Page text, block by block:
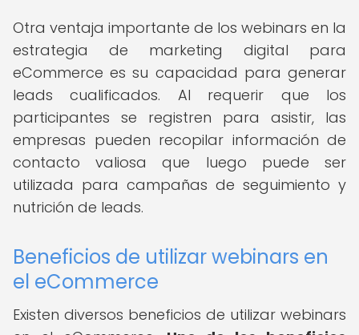
Otra ventaja importante de los webinars en la
estrategia de marketing digital para
eCommerce es su capacidad para generar
leads cualificados. Al requerir que los
participantes se registren para asistir, las
empresas pueden recopilar información de
contacto valiosa que luego puede ser
utilizada para campañas de seguimiento y
nutrición de leads.
Beneficios de utilizar webinars en
el eCommerce
Existen diversos beneficios de utilizar webinars